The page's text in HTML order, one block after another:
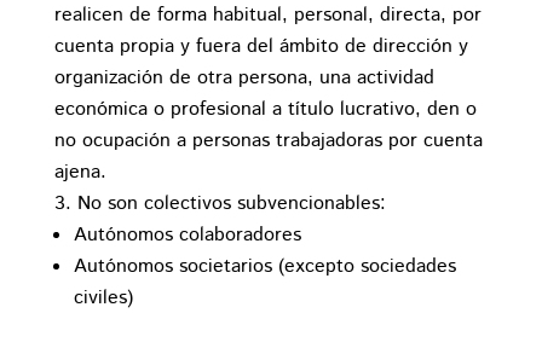
realicen de forma habitual, personal, directa, por
cuenta propia y fuera del ámbito de dirección y
organización de otra persona, una actividad
económica o profesional a título lucrativo, den o
no ocupación a personas trabajadoras por cuenta
ajena.
No son colectivos subvencionables:
Autónomos colaboradores
Autónomos societarios (excepto sociedades
civiles)